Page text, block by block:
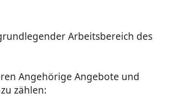
Arbeitsbereich des
Angehörige Angebote und
zählen: